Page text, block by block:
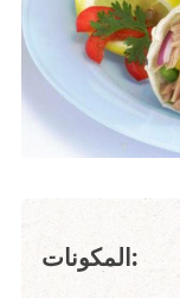
المكونات: